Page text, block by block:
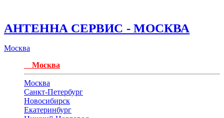
АНТЕННА СЕРВИС - МОСКВА
Москва
Москва
Москва
Санкт-Петербург
Новосибирск
Екатеринбург